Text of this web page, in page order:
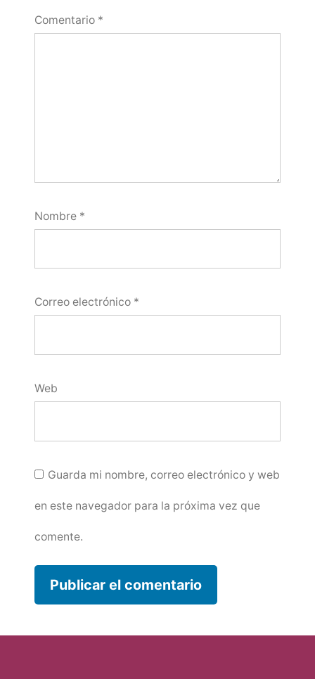
Comentario *
Nombre *
Correo electrónico *
Web
Guarda mi nombre, correo electrónico y web
en este navegador para la próxima vez que
comente.